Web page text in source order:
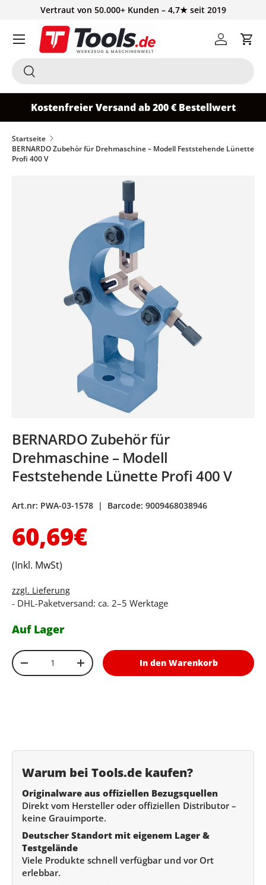
Vertraut von 50.000+ Kunden – 4,7★ seit 2019
Suchen
Suchen
Einloggen
Kostenfreier Versand ab 200 € Bestellwert
Startseite
BERNARDO Zubehör für Drehmaschine – Modell Feststehende Lünette
Profi 400 V
Zu Produktinformationen springen
BERNARDO Zubehör für
Drehmaschine – Modell
Feststehende Lünette Profi 400 V
Art.nr: PWA-03-1578 | Barcode: 9009468038946
Normaler Preis
60,69€
(Inkl. MwSt)
zzgl. Lieferung
- DHL-Paketversand: ca. 2–5 Werktage
Auf Lager
Anzahl
Menge verringernMenge erhöhenIn den Warenkorb
Warum bei Tools.de kaufen?
Originalware aus offiziellen Bezugsquellen
Direkt vom Hersteller oder offiziellen Distributor –
keine Grauimporte.
Deutscher Standort mit eigenem Lager &
Testgelände
Viele Produkte schnell verfügbar und vor Ort
erlebbar.